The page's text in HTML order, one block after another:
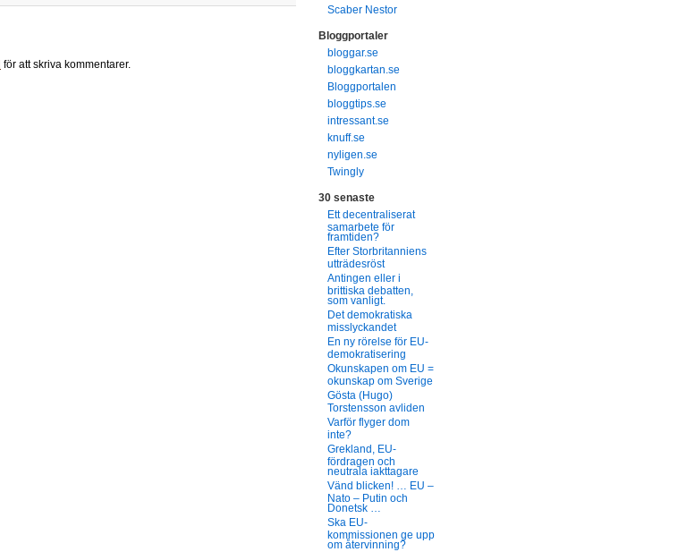
för att skriva kommentarer.
Scaber Nestor
Bloggportaler
bloggar.se
bloggkartan.se
Bloggportalen
bloggtips.se
intressant.se
knuff.se
nyligen.se
Twingly
30 senaste
Ett decentraliserat
samarbete för
framtiden?
Efter Storbritanniens
utträdesröst
Antingen eller i
brittiska debatten,
som vanligt.
Det demokratiska
misslyckandet
En ny rörelse för EU-
demokratisering
Okunskapen om EU =
okunskap om Sverige
Gösta (Hugo)
Torstensson avliden
Varför flyger dom
inte?
Grekland, EU-
fördragen och
neutrala iakttagare
Vänd blicken! … EU –
Nato – Putin och
Donetsk …
Ska EU-
kommissionen ge upp
om återvinning?